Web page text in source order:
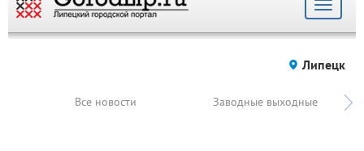
Toggle
Липецк
Все новости Заводные выходные